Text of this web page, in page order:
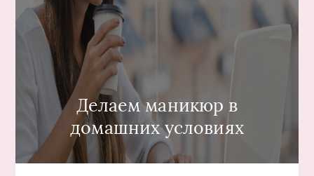
Делаем маникюр в
домашних условиях